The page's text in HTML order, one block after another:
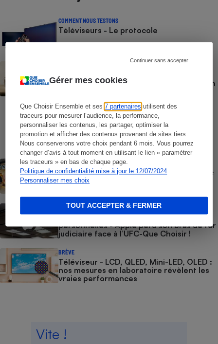
Gérer mes cookies
Que Choisir Ensemble et ses7 partenaires utilisent des
traceurs pour mesurer l’audience, la performance,
personnaliser les contenus, les partager, optimiser la
promotion et afficher des contenus provenant de sites tiers.
Nous conserverons votre choix pendant 6 mois. Vous pourrez
changer d’avis à tout moment en utilisant le lien « paramétrer
les traceurs » en bas de chaque page.
Politique de confidentialité mise à jour le 12/07/2024
Personnaliser mes choix
Continuer sans accepter
TOUT ACCEPTER & FERMER
COMMENT NOUS TESTONS
Téléviseurs - Le protocole
Vidéoprojecteurs - Qualité d’image,
luminosité, contraste, bruit : Nos tests en
indispensables
COMMENT NOUS TESTONS
Casques audio - Le protocole
ACTUALITÉ
Offre découverte Canal+ - Quand la Fnac
pousse à l’abonnement
ACTION QUE CHOISIR ENSEMBLE
Clauses abusives et données
personnelles - Apple perd son bras de fer
judiciaire face à l’UFC-Que Choisir !
BRÈVE
Téléviseur - LCD, QLED, Mini-LED, OLED :
nos mesures en laboratoire révèlent les
vraies performances
Vite !